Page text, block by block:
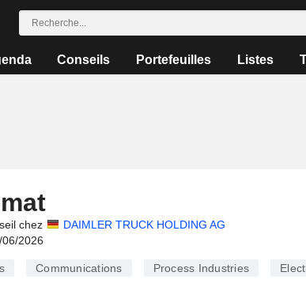
Conseils Portefeuilles Listes
chez
DAIMLER TRUCK HOLDING AG
2026
Communications Process Industries